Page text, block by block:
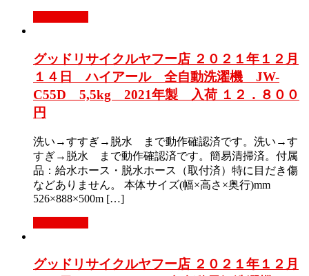
グッドリサイクルヤフー店 ２０２１年１２月
１４日 ハイアール 全自動洗濯機 JW-
C55D 5,5kg 2021年製 入荷 １２．８００
円
洗い→すすぎ→脱水 まで動作確認済です。洗い→す
すぎ→脱水 まで動作確認済です。簡易清掃済。付属
品：給水ホース・脱水ホース（取付済）特に目だき傷
などありません。 本体サイズ(幅×高さ×奥行)mm
526×888×500m […]
グッドリサイクルヤフー店 ２０２１年１２月